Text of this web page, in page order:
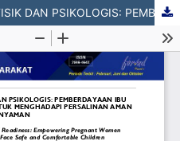
OPTIMALISASI KESIAPAN FISIK DAN PSIKOLOGIS: PEMBERDAYAAN IBU HAMIL MELALUI SENAM HAMIL UNTUK MENGHADAPI PERSALINAN AMAN DAN NYAMAN